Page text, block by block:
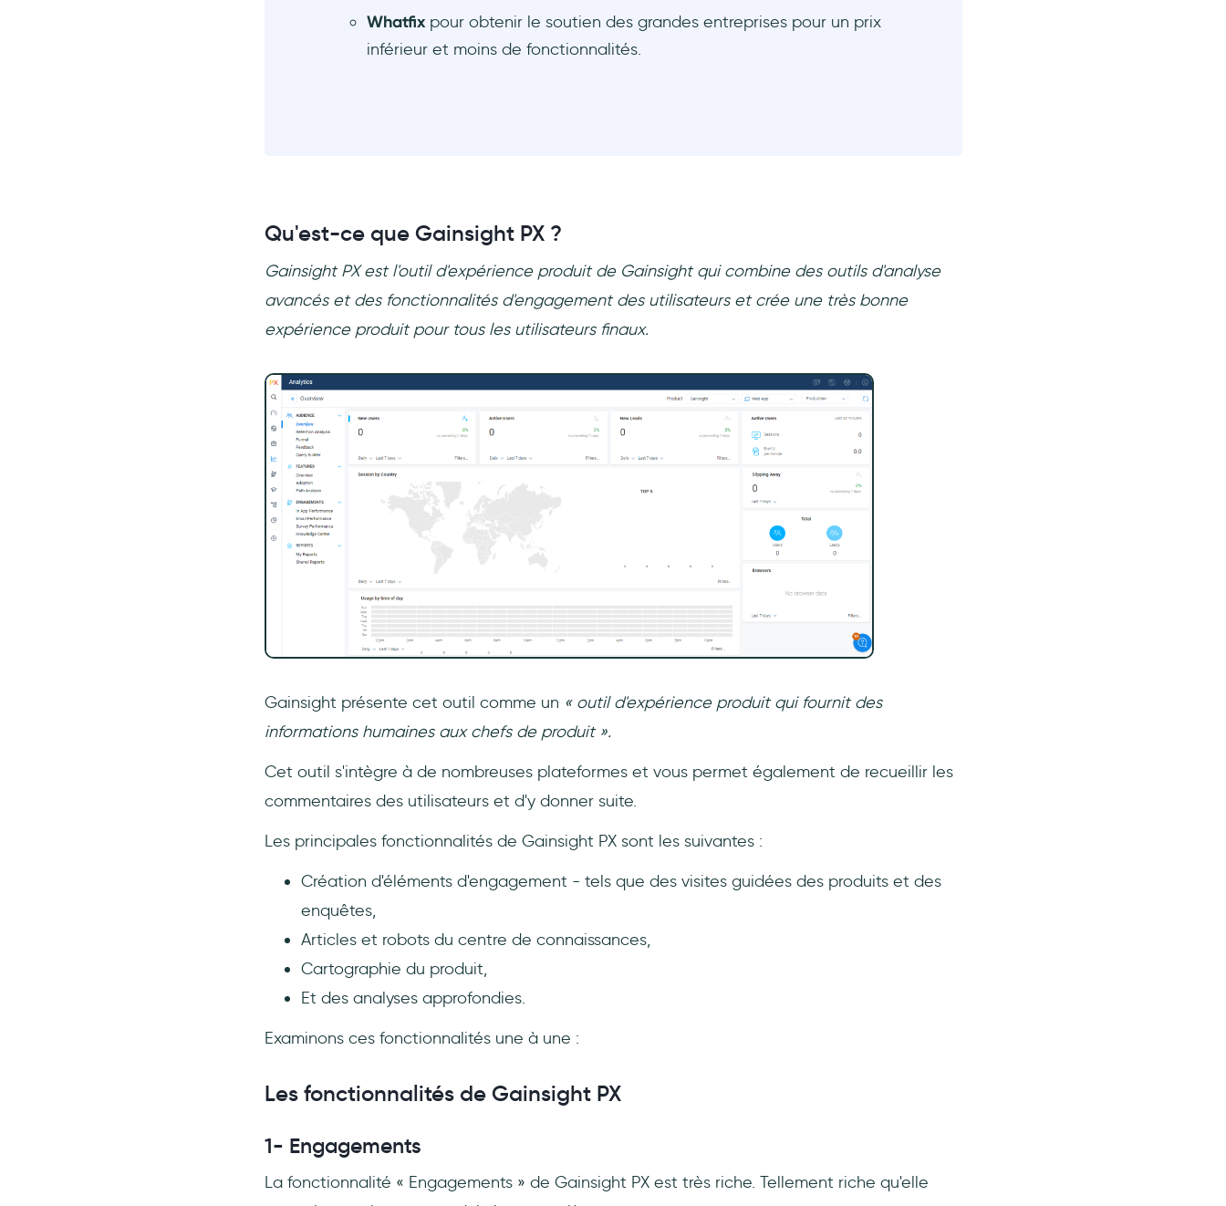
Whatfix pour obtenir le soutien des grandes entreprises pour un prix
inférieur et moins de fonctionnalités.
Qu'est-ce que Gainsight PX ?
Gainsight PX est l'outil d'expérience produit de Gainsight qui combine des outils d'analyse
avancés et des fonctionnalités d'engagement des utilisateurs et crée une très bonne
expérience produit pour tous les utilisateurs finaux.
Gainsight présente cet outil comme un « outil d'expérience produit qui fournit des
informations humaines aux chefs de produit ».
Cet outil s'intègre à de nombreuses plateformes et vous permet également de recueillir les
commentaires des utilisateurs et d'y donner suite.
Les principales fonctionnalités de Gainsight PX sont les suivantes :
Création d'éléments d'engagement - tels que des visites guidées des produits et des
enquêtes,
Articles et robots du centre de connaissances,
Cartographie du produit,
Et des analyses approfondies.
Examinons ces fonctionnalités une à une :
Les fonctionnalités de Gainsight PX
1- Engagements
La fonctionnalité « Engagements » de Gainsight PX est très riche. Tellement riche qu'elle